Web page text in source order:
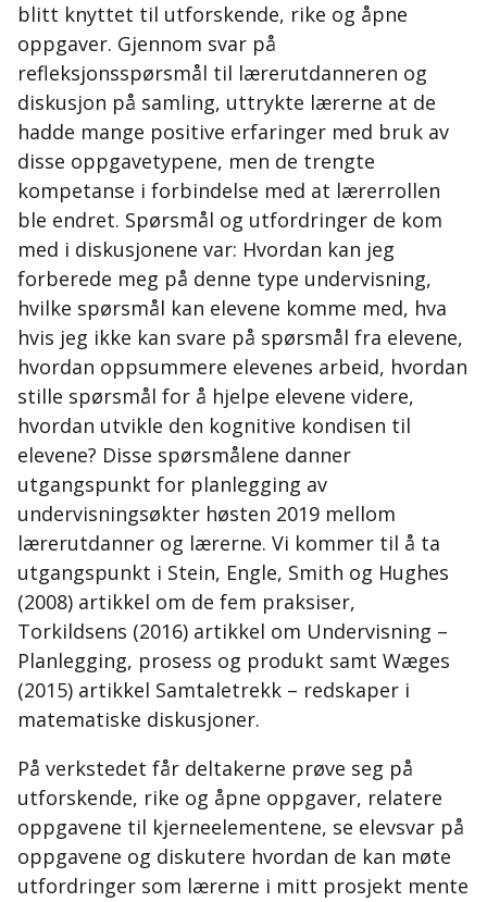
blitt knyttet til utforskende, rike og åpne
oppgaver. Gjennom svar på
refleksjonsspørsmål til lærerutdanneren og
diskusjon på samling, uttrykte lærerne at de
hadde mange positive erfaringer med bruk av
disse oppgavetypene, men de trengte
kompetanse i forbindelse med at lærerrollen
ble endret. Spørsmål og utfordringer de kom
med i diskusjonene var: Hvordan kan jeg
forberede meg på denne type undervisning,
hvilke spørsmål kan elevene komme med, hva
hvis jeg ikke kan svare på spørsmål fra elevene,
hvordan oppsummere elevenes arbeid, hvordan
stille spørsmål for å hjelpe elevene videre,
hvordan utvikle den kognitive kondisen til
elevene? Disse spørsmålene danner
utgangspunkt for planlegging av
undervisningsøkter høsten 2019 mellom
lærerutdanner og lærerne. Vi kommer til å ta
utgangspunkt i Stein, Engle, Smith og Hughes
(2008) artikkel om de fem praksiser,
Torkildsens (2016) artikkel om Undervisning –
Planlegging, prosess og produkt samt Wæges
(2015) artikkel Samtaletrekk – redskaper i
matematiske diskusjoner.
På verkstedet får deltakerne prøve seg på
utforskende, rike og åpne oppgaver, relatere
oppgavene til kjerneelementene, se elevsvar på
oppgavene og diskutere hvordan de kan møte
utfordringer som lærerne i mitt prosjekt mente